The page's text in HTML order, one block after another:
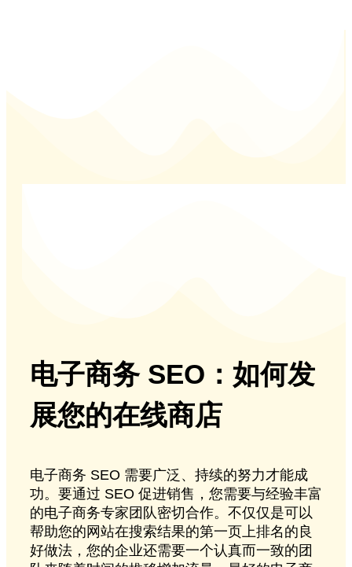
电子商务 SEO：如何发
展您的在线商店
电子商务 SEO 需要广泛、持续的努力才能成
功。要通过 SEO 促进销售，您需要与经验丰富
的电子商务专家团队密切合作。不仅仅是可以
帮助您的网站在搜索结果的第一页上排名的良
好做法，您的企业还需要一个认真而一致的团